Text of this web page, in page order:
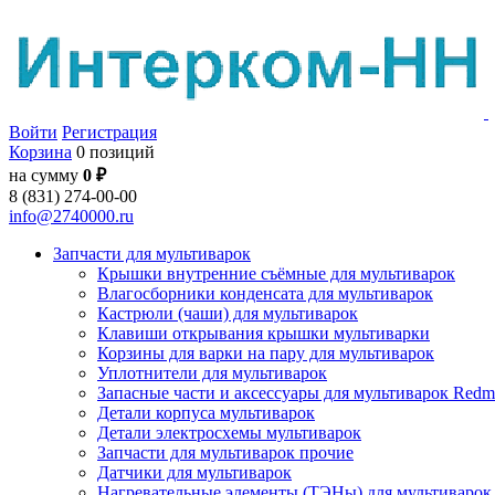
Войти Регистрация
Корзина 0 позиций
на сумму 0 ₽
8 (831) 274-00-00
info@2740000.ru
Запчасти для мультиварок
Крышки внутренние съёмные для мультиварок
Влагосборники конденсата для мультиварок
Кастрюли (чаши) для мультиварок
Клавиши открывания крышки мультиварки
Корзины для варки на пару для мультиварок
Уплотнители для мультиварок
Запасные части и аксессуары для мультиварок
Детали корпуса мультиварок
Детали электросхемы мультиварок
Запчасти для мультиварок прочие
Датчики для мультиварок